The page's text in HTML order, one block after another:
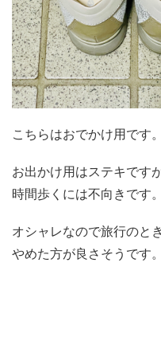
こちらはおでかけ用です。
お出かけ用はステキです
時間歩くには不向きです。
オシャレなので旅行のと
やめた方が良さそうです。